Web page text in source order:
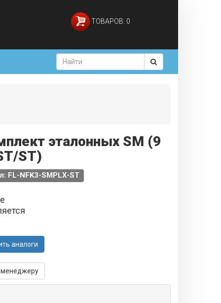
ТОВАРОВ: 0
эталонных SM (9
ST)
FL-NFK3-SMPLX-ST
аналоги
менеджеру